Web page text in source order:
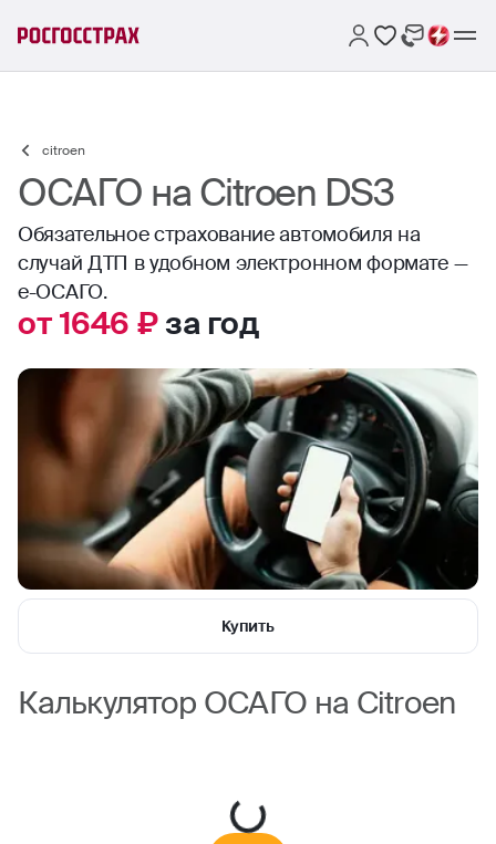
citroen
ОСАГО на Citroen DS3
Обязательное страхование автомобиля на
случай ДТП в удобном электронном формате —
е-ОСАГО.
от 1646 ₽за год
Купить
Калькулятор ОСАГО на Citroen